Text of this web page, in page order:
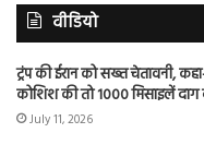
वीडियो
ट्रंप की ईरान को सख्त चेतावनी,
कोशिश की तो 1000 मिसाइलें दाग
July 11, 2026